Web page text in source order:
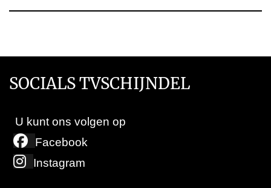
SOCIALS TVSCHIJNDEL
U kunt ons volgen op
Facebook
Instagram